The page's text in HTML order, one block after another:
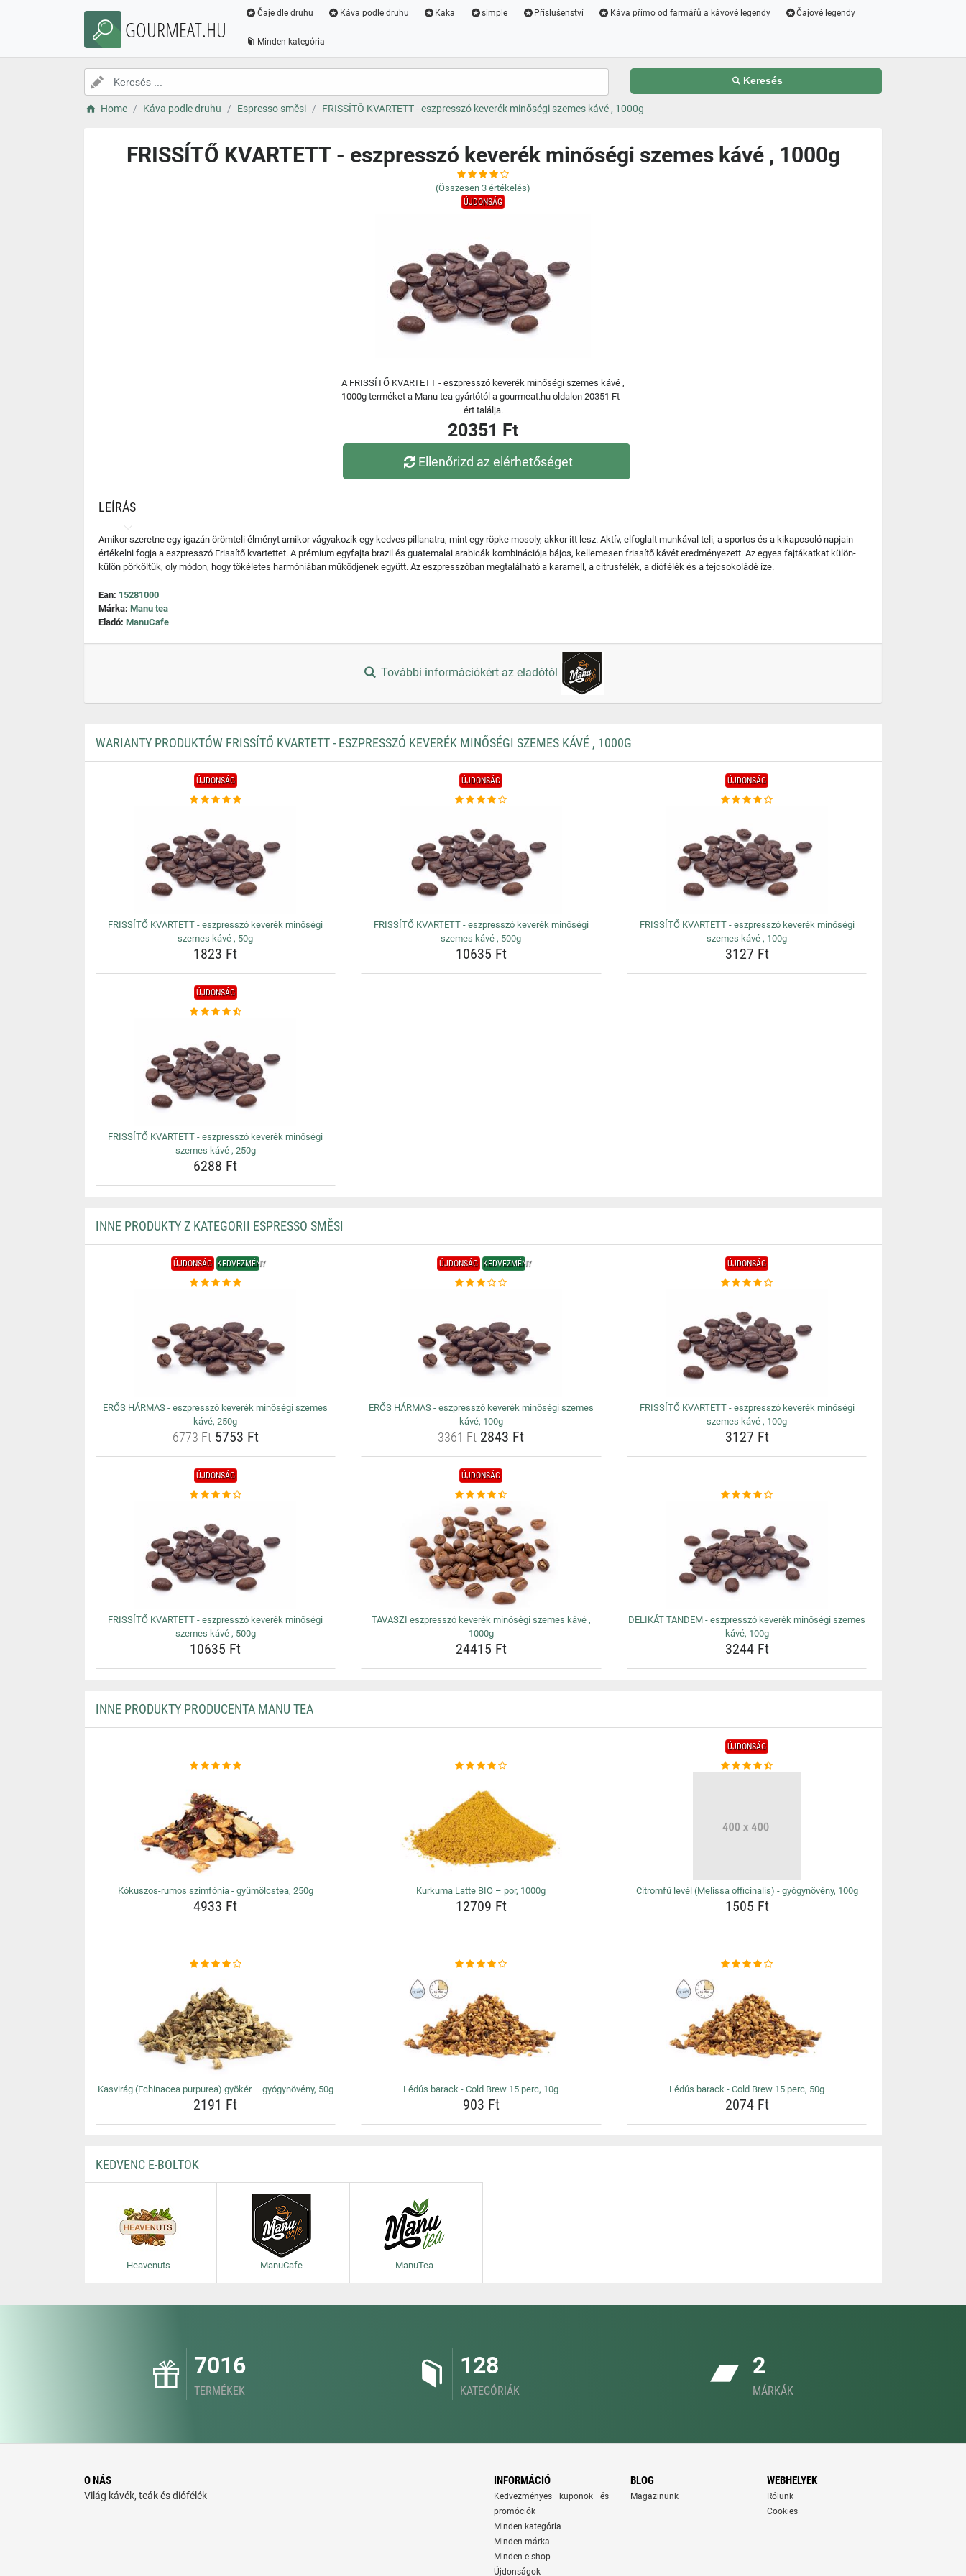
GOURMEAT.HU
Čaje dle druhu Káva podle druhu Kaka simple Příslušenství Káva přímo od farmářů a kávové legendy Čajové legendy
Minden kategória
Keresés
Home Káva podle druhu Espresso směsi FRISSÍTŐ KVARTETT - eszpresszó keverék minőségi szemes kávé , 1000g
FRISSÍTŐ KVARTETT - eszpresszó keverék minőségi szemes kávé , 1000g
(Összesen 3 értékelés)
ÚJDONSÁG
A FRISSÍTŐ KVARTETT - eszpresszó keverék minőségi szemes kávé ,
1000g terméket a Manu tea gyártótól a gourmeat.hu oldalon 20351 Ft -
ért találja.
20351 Ft
Ellenőrizd az elérhetőséget
LEÍRÁS
Amikor szeretne egy igazán örömteli élményt amikor vágyakozik egy kedves pillanatra, mint egy röpke mosoly, akkor itt lesz. Aktív, elfoglalt munkával teli, a sportos és a kikapcsoló napjain
értékelni fogja a eszpresszó Frissítő kvartettet. A prémium egyfajta brazil és guatemalai arabicák kombinációja bájos, kellemesen frissítő kávét eredményezett. Az egyes fajtákatkat külön-
külön pörköltük, oly módon, hogy tökéletes harmóniában működjenek együtt. Az eszpresszóban megtalálható a karamell, a citrusfélék, a diófélék és a tejcsokoládé íze.
Ean: 15281000
Márka: Manu tea
Eladó: ManuCafe
További információkért az eladótól
WARIANTY PRODUKTÓW FRISSÍTŐ KVARTETT - ESZPRESSZÓ KEVERÉK MINŐSÉGI SZEMES KÁVÉ , 1000G
ÚJDONSÁG
FRISSÍTŐ KVARTETT - eszpresszó keverék minőségi
szemes kávé , 50g
1823 Ft
ÚJDONSÁG
FRISSÍTŐ KVARTETT - eszpresszó keverék minőségi
szemes kávé , 500g
10635 Ft
ÚJDONSÁG
FRISSÍTŐ KVARTETT - eszpresszó keverék minőségi
szemes kávé , 100g
3127 Ft
ÚJDONSÁG
FRISSÍTŐ KVARTETT - eszpresszó keverék minőségi
szemes kávé , 250g
6288 Ft
INNE PRODUKTY Z KATEGORII ESPRESSO SMĚSI
ÚJDONSÁG KEDVEZMÉNY
ERŐS HÁRMAS - eszpresszó keverék minőségi szemes
kávé, 250g
6773 Ft5753 Ft
ÚJDONSÁG KEDVEZMÉNY
ERŐS HÁRMAS - eszpresszó keverék minőségi szemes
kávé, 100g
3361 Ft2843 Ft
ÚJDONSÁG
FRISSÍTŐ KVARTETT - eszpresszó keverék minőségi
szemes kávé , 100g
3127 Ft
ÚJDONSÁG
FRISSÍTŐ KVARTETT - eszpresszó keverék minőségi
szemes kávé , 500g
10635 Ft
ÚJDONSÁG
TAVASZI eszpresszó keverék minőségi szemes kávé ,
1000g
24415 Ft
DELIKÁT TANDEM - eszpresszó keverék minőségi szemes
kávé, 100g
3244 Ft
INNE PRODUKTY PRODUCENTA MANU TEA
Kókuszos-rumos szimfónia - gyümölcstea, 250g
4933 Ft
Kurkuma Latte BIO – por, 1000g
12709 Ft
ÚJDONSÁG
Citromfű levél (Melissa officinalis) - gyógynövény, 100g
1505 Ft
Kasvirág (Echinacea purpurea) gyökér – gyógynövény, 50g
2191 Ft
Lédús barack - Cold Brew 15 perc, 10g
903 Ft
Lédús barack - Cold Brew 15 perc, 50g
2074 Ft
KEDVENC E-BOLTOK
Heavenuts ManuCafe ManuTea
7016
TERMÉKEK
128
KATEGÓRIÁK
2
MÁRKÁK
O NÁS
Világ kávék, teák és diófélék
INFORMÁCIÓ
Kedvezményes kuponok és
promóciók
Minden kategória
Minden márka
Minden e-shop
Újdonságok
BLOG
Magazinunk
WEBHELYEK
Rólunk
Cookies